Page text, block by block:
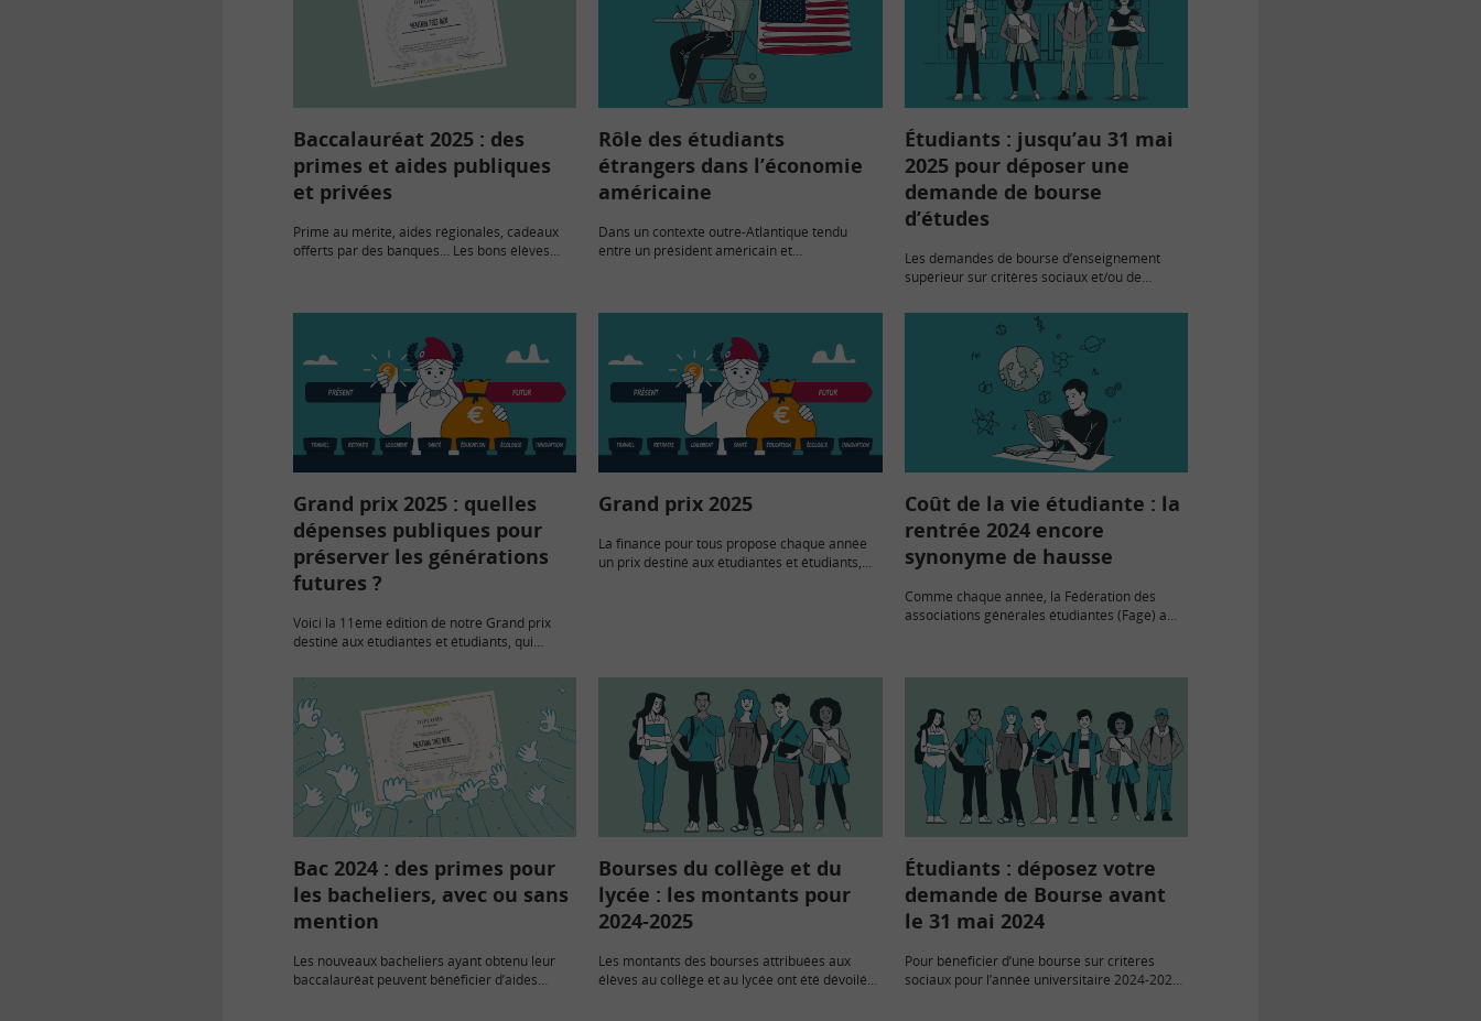
Baccalauréat 2025 : des
primes et aides publiques
et privées
Prime au mérite, aides régionales, cadeaux
offerts par des banques… Les bons élèves
Rôle des étudiants
étrangers dans l’économie
américaine
Dans un contexte outre-Atlantique tendu
entre un président américain et
Étudiants : jusqu’au 31 mai
2025 pour déposer une
demande de bourse
d’études
Les demandes de bourse d’enseignement
supérieur sur critères sociaux et/ou de
l’année universitaire 2025/2026 doivent être
déposées entre le 13 mars et le 31 mai…
Grand prix 2025 : quelles
dépenses publiques pour
préserver les générations
futures ?
Voici la 11ème édition de notre Grand prix
destiné aux étudiantes et étudiants, qui
pédagogiques sur un thème économique ou
financier ! Pour 2025, le thème choisi…
Grand prix 2025
La finance pour tous propose chaque année
un prix destiné aux étudiantes et étudiants,
Coût de la vie étudiante : la
rentrée 2024 encore
synonyme de hausse
Comme chaque année, la Fédération des
associations générales étudiantes (Fage) a
Bac 2024 : des primes pour
les bacheliers, avec ou sans
mention
Les nouveaux bacheliers ayant obtenu leur
baccalauréat peuvent bénéficier d’aides
Bourses du collège et du
lycée : les montants pour
2024-2025
Les montants des bourses attribuées aux
élèves au collège et au lycée ont été dévoilées
Étudiants : déposez votre
demande de Bourse avant
le 31 mai 2024
Pour bénéficier d’une bourse sur critères
sociaux pour l’année universitaire 2024-2025,